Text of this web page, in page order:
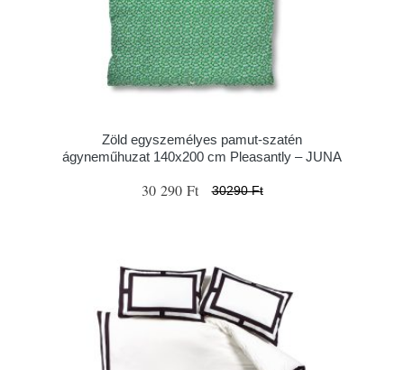
Zöld egyszemélyes pamut-szatén
ágyneműhuzat 140x200 cm Pleasantly – JUNA
30 290 Ft 30290 Ft